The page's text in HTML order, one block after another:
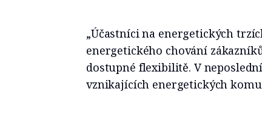
„Účastníci na energetických
energetického chování
dostupné flexibilitě. V
vznikajících energetických